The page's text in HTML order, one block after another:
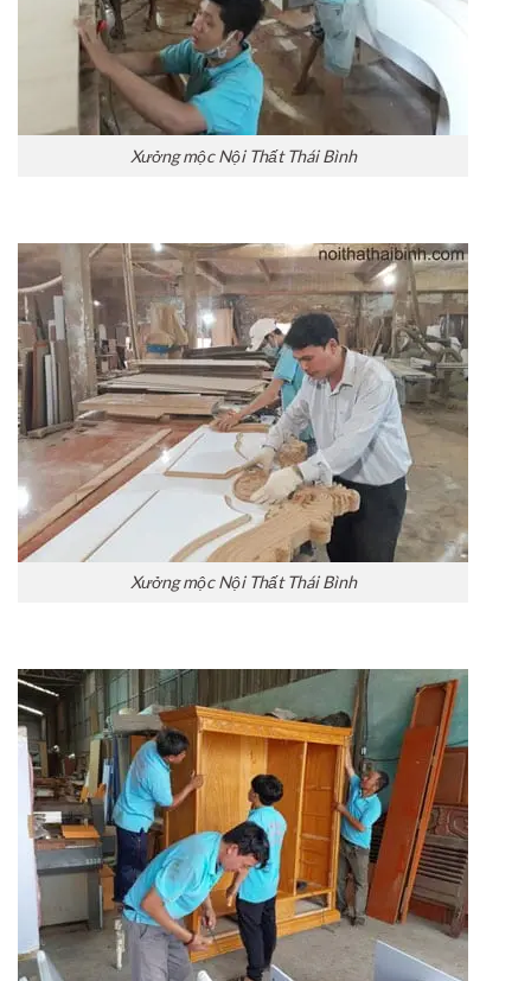
Xưởng mộc Nội Thất Thái Bình
Xưởng mộc Nội Thất Thái Bình